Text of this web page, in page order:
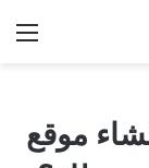
موقع